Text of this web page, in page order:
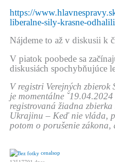
https://
liberalne-sily-krasne-
Nájdeme to až v diskusii k
V piatok poobede sa
diskusiách spochybňujúce
V registri Verejných zbierok
je momentálne
registrovaná žiadna
Ukrajinu – Keď nie vláda,
potom o porušenie zákona,
cenalsop